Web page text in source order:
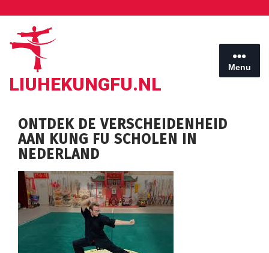
inhoud
LIUHEKUNGFU.NL
Menu
ONTDEK DE VERSCHEIDENHEID
AAN KUNG FU SCHOLEN IN
NEDERLAND